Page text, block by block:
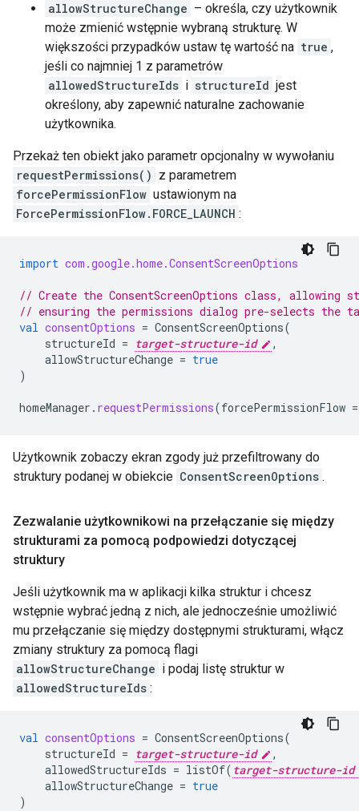
allowStructureChange – określa, czy użytkownik
może zmienić wstępnie wybraną strukturę. W
większości przypadków ustaw tę wartość na true ,
jeśli co najmniej 1 z parametrów
allowedStructureIds i structureId jest
określony, aby zapewnić naturalne zachowanie
użytkownika.
Przekaż ten obiekt jako parametr opcjonalny w wywołaniu
requestPermissions() z parametrem
forcePermissionFlow ustawionym na
ForcePermissionFlow.FORCE_LAUNCH :
import com.google.home.ConsentScreenOptions
// Create the ConsentScreenOptions class, allowing
// ensuring the permissions dialog pre-selects the
val consentOptions = ConsentScreenOptions(
structureId = target-structure-id
,
allowStructureChange = true
)
homeManager . requestPermissions(forcePermissionFlow =
Użytkownik zobaczy ekran zgody już przefiltrowany do
struktury podanej w obiekcie ConsentScreenOptions .
Zezwalanie użytkownikowi na przełączanie się między
strukturami za pomocą podpowiedzi dotyczącej
struktury
Jeśli użytkownik ma w aplikacji kilka struktur i chcesz
wstępnie wybrać jedną z nich, ale jednocześnie umożliwić
mu przełączanie się między dostępnymi strukturami, włącz
zmiany struktury za pomocą flagi
allowStructureChange i podaj listę struktur w
allowedStructureIds :
val consentOptions = ConsentScreenOptions(
structureId = target-structure-id
,
allowedStructureIds = listOf( target-structure-id
allowStructureChange = true
)